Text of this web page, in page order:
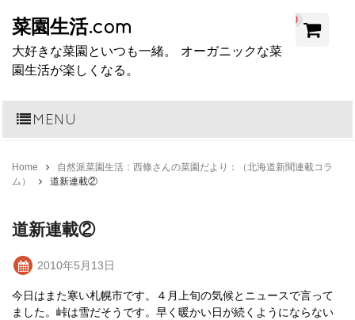
菜園生活.com
大好きな菜園といつも一緒。 オーガニックな菜
園生活が楽しくなる。
0
MENU
Home
自然派菜園生活：西條さんの菜園だより：（北海道新聞連載コラ
ム）
道新連載②
道新連載②
2010年5月13日
今日はまた寒い札幌市です。４月上旬の気候とニュースで言って
ました。峠は雪だそうです。早く暖かい日が続くようにならない